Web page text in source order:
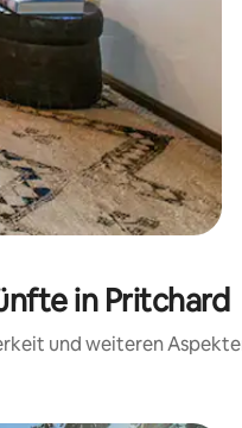
in Pritchard
und weiteren